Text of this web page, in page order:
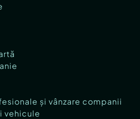
și vânzare companii
vehicule